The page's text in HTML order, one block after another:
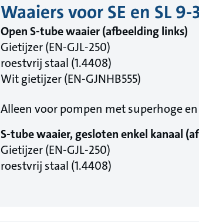
Waaiers voor SE en SL
Open S-tube waaier (afbeelding links)
Gietijzer (EN-GJL-250)
roestvrij staal (1.4408)
Wit gietijzer (EN-GJNHB555)
Alleen voor pompen met superhoge
S-tube waaier, gesloten enkel kanaal
Gietijzer (EN-GJL-250)
roestvrij staal (1.4408)